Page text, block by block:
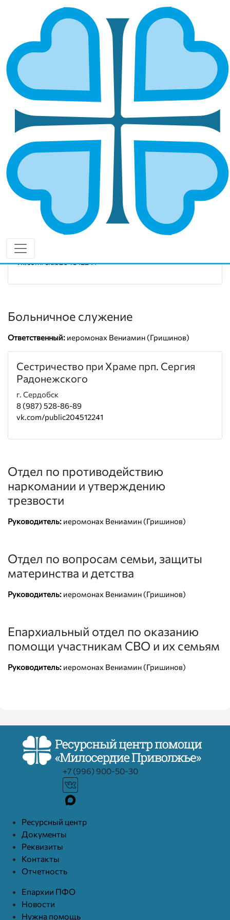
СЕРДОБСКАЯ И СПАССКАЯ
ГЛАВНАЯ МИТРОПОЛИИ СЕРДОБСКАЯ И СПАССКАЯ
Епархией управляет епископ Сердобский и
Наровчатский Митрофан
ОСНОВНЫЕ НАПРАВЛЕНИЯ
РАБОТЫ
Социальное служение
Социальный отдел епархии
Руководитель:
8 (987) 528-86-89
vk.com/club204512241
Больничное служение
Ответственный: иеромонах Вениамин (Гришинов)
Сестричество при Храме прп. Сергия
Радонежского
г. Сердобск
8 (987) 528-86-89
vk.com/public204512241
Отдел по противодействию
наркомании и утверждению
трезвости
Руководитель: иеромонах Вениамин (Гришинов)
Отдел по вопросам семьи, защиты
материнства и детства
Руководитель: иеромонах Вениамин (Гришинов)
Епархиальный отдел по оказанию
помощи участникам СВО и их семьям
Руководитель: иеромонах Вениамин (Гришинов)
+7 (996) 900-50-30
Ресурcный центр
Документы
Реквизиты
Контакты
Отчетность
Епархии ПФО
Новости
Нужна помощь